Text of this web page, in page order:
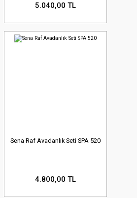
5.040,00 TL
Sena Raf Avadanlık Seti SPA 520
4.800,00 TL